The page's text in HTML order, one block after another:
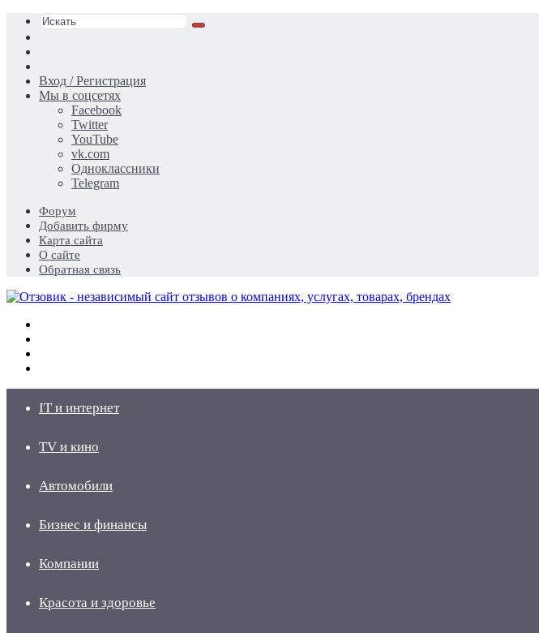
Искать
статья
Вход / Регистрация
Мы в соцсетях
Facebook
Twitter
YouTube
vk.com
Одноклассники
Telegram
Форум
Добавить фирму
Карта сайта
О сайте
Обратная связь
IT и интернет
TV и кино
Автомобили
Бизнес и финансы
Компании
Красота и здоровье